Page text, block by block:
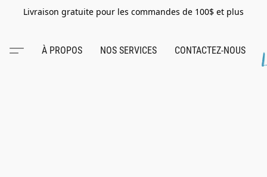
Livraison gratuite pour les commandes de 100$ et plus
À PROPOS NOS SERVICES CONTACTEZ-NOUS